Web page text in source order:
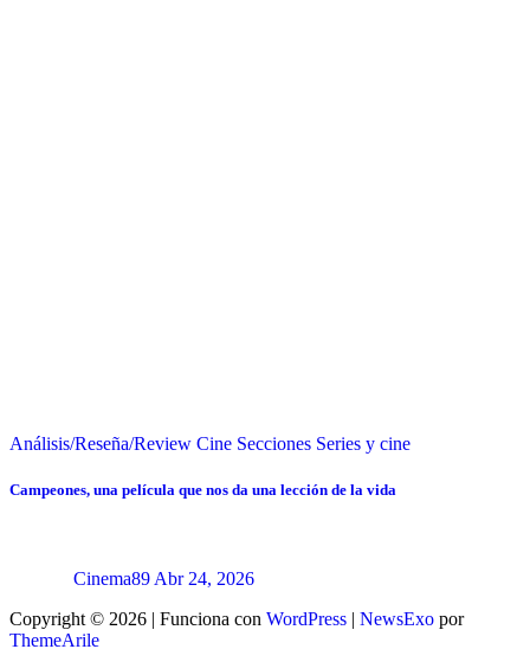
Análisis/Reseña/Review Cine Secciones Series y cine
Campeones, una película que nos da una lección de la vida
Cinema89 Abr 24, 2026
Copyright © 2026 | Funciona con WordPress | NewsExo por
ThemeArile